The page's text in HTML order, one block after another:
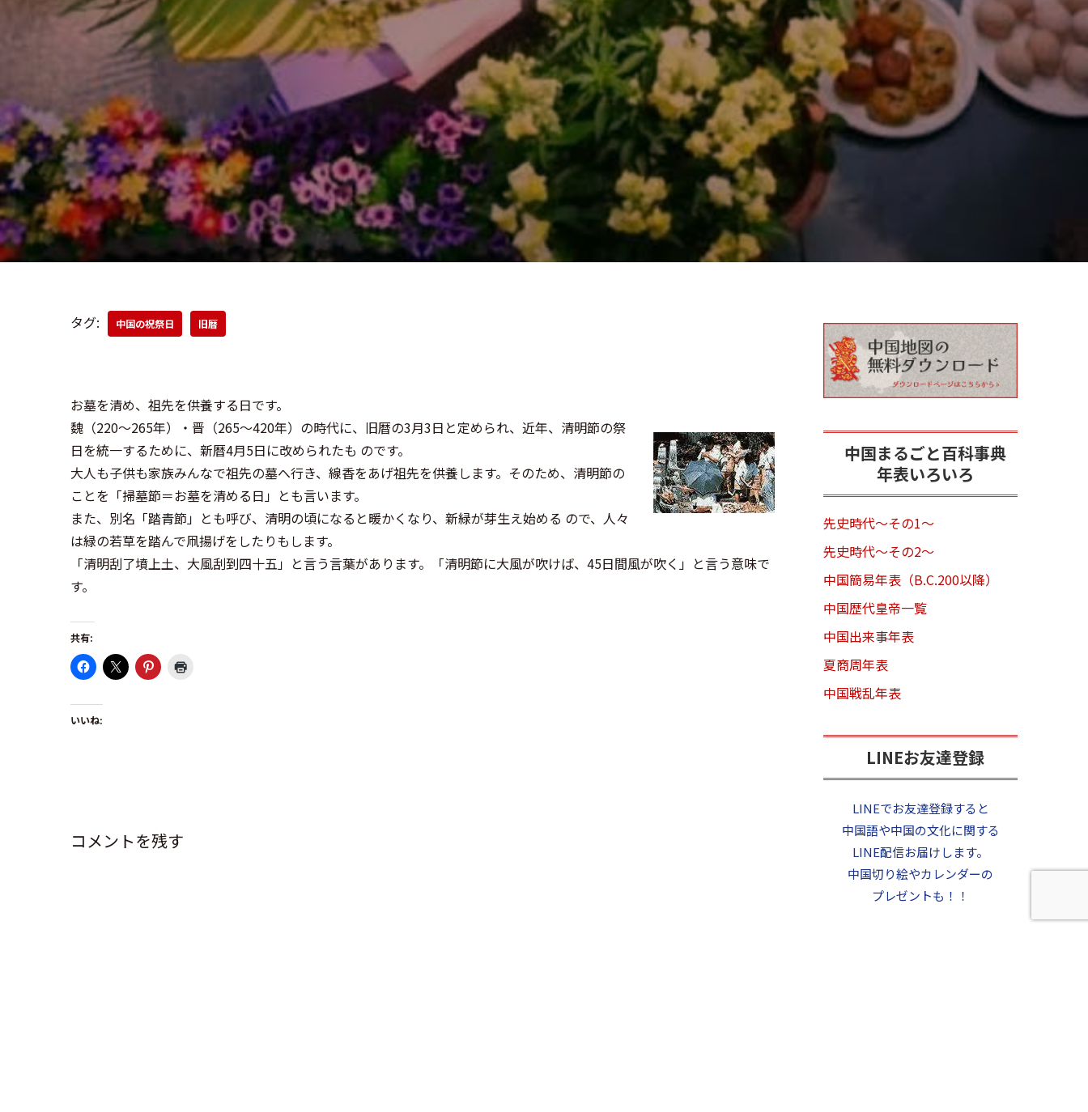
タグ: 中国の祝祭日 旧暦
お墓を清め、祖先を供養する日です。
魏（220〜265年）・晋（265〜420年）の時代に、旧暦の3月3日と定められ、近年、清明節の祭
日を統一するために、新暦4月5日に改められたも のです。
大人も子供も家族みんなで祖先の墓へ行き、線香をあげ祖先を供養します。そのため、清明節の
ことを「掃墓節＝お墓を清める日」とも言います。
また、別名「踏青節」とも呼び、清明の頃になると暖かくなり、新緑が芽生え始める ので、人々
は緑の若草を踏んで凧揚げをしたりもします。
「清明刮了墳上土、大風刮到四十五」と言う言葉があります。「清明節に大風が吹けば、45日間風が吹く」と言う意味で
す。
共有:
いいね:
コメントを残す
中国まるごと百科事典
年表いろいろ
先史時代～その1～
先史時代～その2～
中国簡易年表（B.C.200以降）
中国歴代皇帝一覧
中国出来事年表
夏商周年表
中国戦乱年表
LINEお友達登録
LINEでお友達登録すると
中国語や中国の文化に関する
LINE配信お届けします。
中国切り絵やカレンダーの
プレゼントも！！